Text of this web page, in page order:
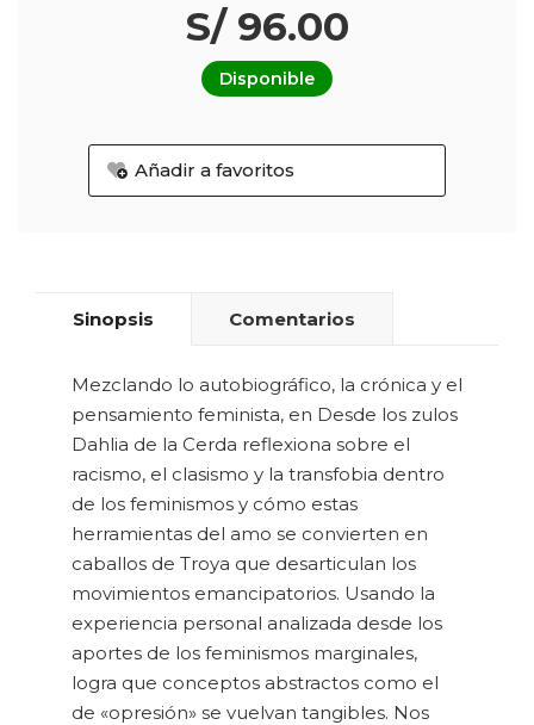
S/ 96.00
Disponible
Añadir a favoritos
Sinopsis Comentarios
Mezclando lo autobiográfico, la crónica y el
pensamiento feminista, en Desde los zulos
Dahlia de la Cerda reflexiona sobre el
racismo, el clasismo y la transfobia dentro
de los feminismos y cómo estas
herramientas del amo se convierten en
caballos de Troya que desarticulan los
movimientos emancipatorios. Usando la
experiencia personal analizada desde los
aportes de los feminismos marginales,
logra que conceptos abstractos como el
de «opresión» se vuelvan tangibles. Nos